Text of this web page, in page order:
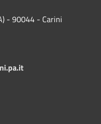
- 90044 - Carini